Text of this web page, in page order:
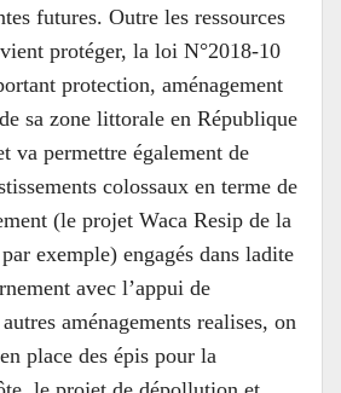
futures. Outre les ressources
protéger, la loi N°2018-10
protection, aménagement
sa zone littorale en République
va permettre également de
colossaux en terme de
(le projet Waca Resip de la
exemple) engagés dans ladite
avec l’appui de
aménagements realises, on
place des épis pour la